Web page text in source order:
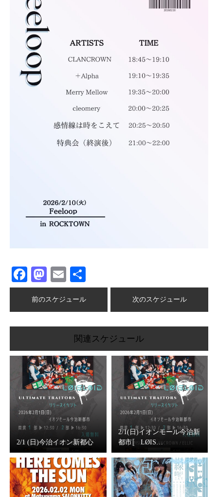
Facebook
Mastodon
Email
有
前のスケジュール 次のスケジュール
関連スケジュール
2/1 (日)今治イオン新都心
2/1(日)イオンモール今治新
都市〚 LØIS…